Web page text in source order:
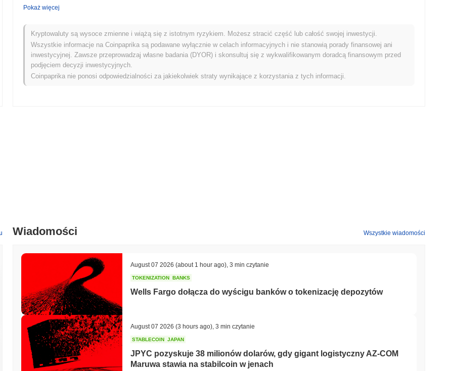
Jak EverMoon radzi sobie w porównaniu z szerszym rynkiem kryptowalut?
W ciągu ostatnich 7 dni EverMoon zyskał0.00% , osiągając gorsze wyniki niż ogólny rynek kryptowalut który odnotował wzrost o
0.56%. Wskazuje to na tymczasowe opóźnienie w akcji cenowej EVERMOON w stosunku do szerszego impulsu rynkowego.
Pokaż więcej
Kryptowaluty są wysoce zmienne i wiążą się z istotnym ryzykiem. Możesz stracić część lub całość swojej inwestycji.
Wszystkie informacje na Coinpaprika są podawane wyłącznie w celach informacyjnych i nie stanowią porady finansowej ani
inwestycyjnej. Zawsze przeprowadzaj własne badania (DYOR) i skonsultuj się z wykwalifikowanym doradcą finansowym przed
podjęciem decyzji inwestycyjnych.
Coinpaprika nie ponosi odpowiedzialności za jakiekolwiek straty wynikające z korzystania z tych informacji.
Wiadomości Wszystkie wiadomości
August 07 2026 (about 1 hour ago) 3 min czytanie
TOKENIZATION BANKS
Wells Fargo dołącza do wyścigu banków o tokenizację depozytów
August 07 2026 (3 hours ago) 3 min czytanie
STABLECOIN JAPAN
JPYC pozyskuje 38 milionów dolarów, gdy gigant logistyczny AZ-COM
Maruwa stawia na stabilcoin w jenach